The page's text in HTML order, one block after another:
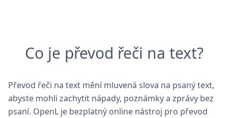
Co je převod řeči na text?
Převod řeči na text mění mluvená slova na psaný text,
abyste mohli zachytit nápady, poznámky a zprávy bez
psaní. OpenL je bezplatný online nástroj pro převod